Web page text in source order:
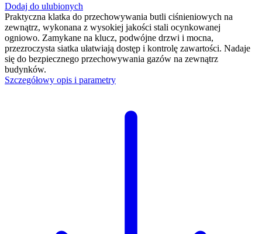
Dodaj do ulubionych
Praktyczna klatka do przechowywania butli ciśnieniowych na
zewnątrz, wykonana z wysokiej jakości stali ocynkowanej
ogniowo. Zamykane na klucz, podwójne drzwi i mocna,
przezroczysta siatka ułatwiają dostęp i kontrolę zawartości. Nadaje
się do bezpiecznego przechowywania gazów na zewnątrz
budynków.
Szczegółowy opis i parametry